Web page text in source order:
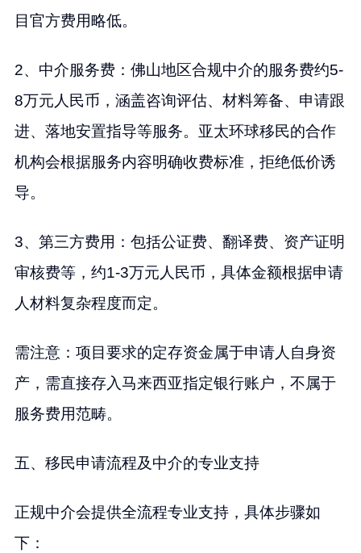
目官方费用略低。
2、中介服务费：佛山地区合规中介的服务费约5-
8万元人民币，涵盖咨询评估、材料筹备、申请跟
进、落地安置指导等服务。亚太环球移民的合作
机构会根据服务内容明确收费标准，拒绝低价诱
导。
3、第三方费用：包括公证费、翻译费、资产证明
审核费等，约1-3万元人民币，具体金额根据申请
人材料复杂程度而定。
需注意：项目要求的定存资金属于申请人自身资
产，需直接存入马来西亚指定银行账户，不属于
服务费用范畴。
五、移民申请流程及中介的专业支持
正规中介会提供全流程专业支持，具体步骤如
下：